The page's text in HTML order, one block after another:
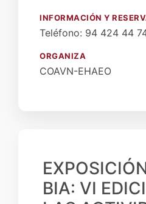
BIA: VI
INFORMACIÓN Y
Teléfono: 94 424 44
ORGANIZA
COAVN-EHAEO